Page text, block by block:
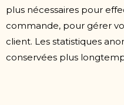
plus nécessaires pour
commande, pour gérer
client. Les statistiques
conservées plus